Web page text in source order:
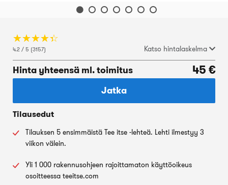
4.2 / 5 (3157)
☆☆☆☆☆
★★★★★
Katso hintalaskelma
Hinta yhteensä ml. toimitus 45 €
Jatka
Tilausedut
Tilauksen 5 ensimmäistä Tee itse -lehteä. Lehti ilmestyy 3
viikon välein.
Yli 1 000 rakennusohjeen rajoittamaton käyttöoikeus
osoitteessa teeitse.com